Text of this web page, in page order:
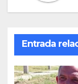
Entrada